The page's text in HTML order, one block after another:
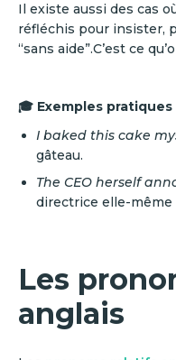
Il existe aussi des cas
réfléchis pour insister,
“sans aide”.C’est ce
🎓 Exemples pratiques
I baked this cake
gâteau.
The CEO herself
directrice elle-même
Les
anglais